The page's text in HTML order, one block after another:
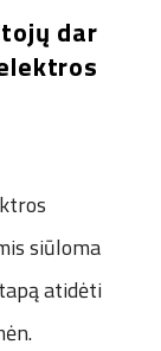
dar
siūloma
atidėti